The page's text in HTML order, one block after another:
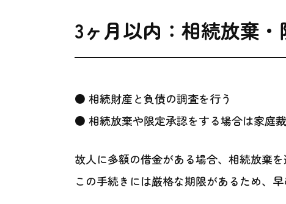
3ヶ月以内：相続放棄
● 相続財産と負債の調査を行う
● 相続放棄や限定承認をする場合は家庭
故人に多額の借金がある場合、相続放棄
この手続きには厳格な期限があるため、早